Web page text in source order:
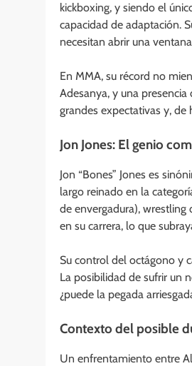
kickboxing, y siendo el
capacidad de adaptación.
necesitan abrir una
En MMA, su récord no
Adesanya, y una
grandes expectativas y,
Jon Jones: El genio
Jon “Bones” Jones es
largo reinado en la
de envergadura),
en su carrera, lo que
Su control del octágono y
La posibilidad de sufrir un
¿puede la pegada
Contexto del posible
Un enfrentamiento entre